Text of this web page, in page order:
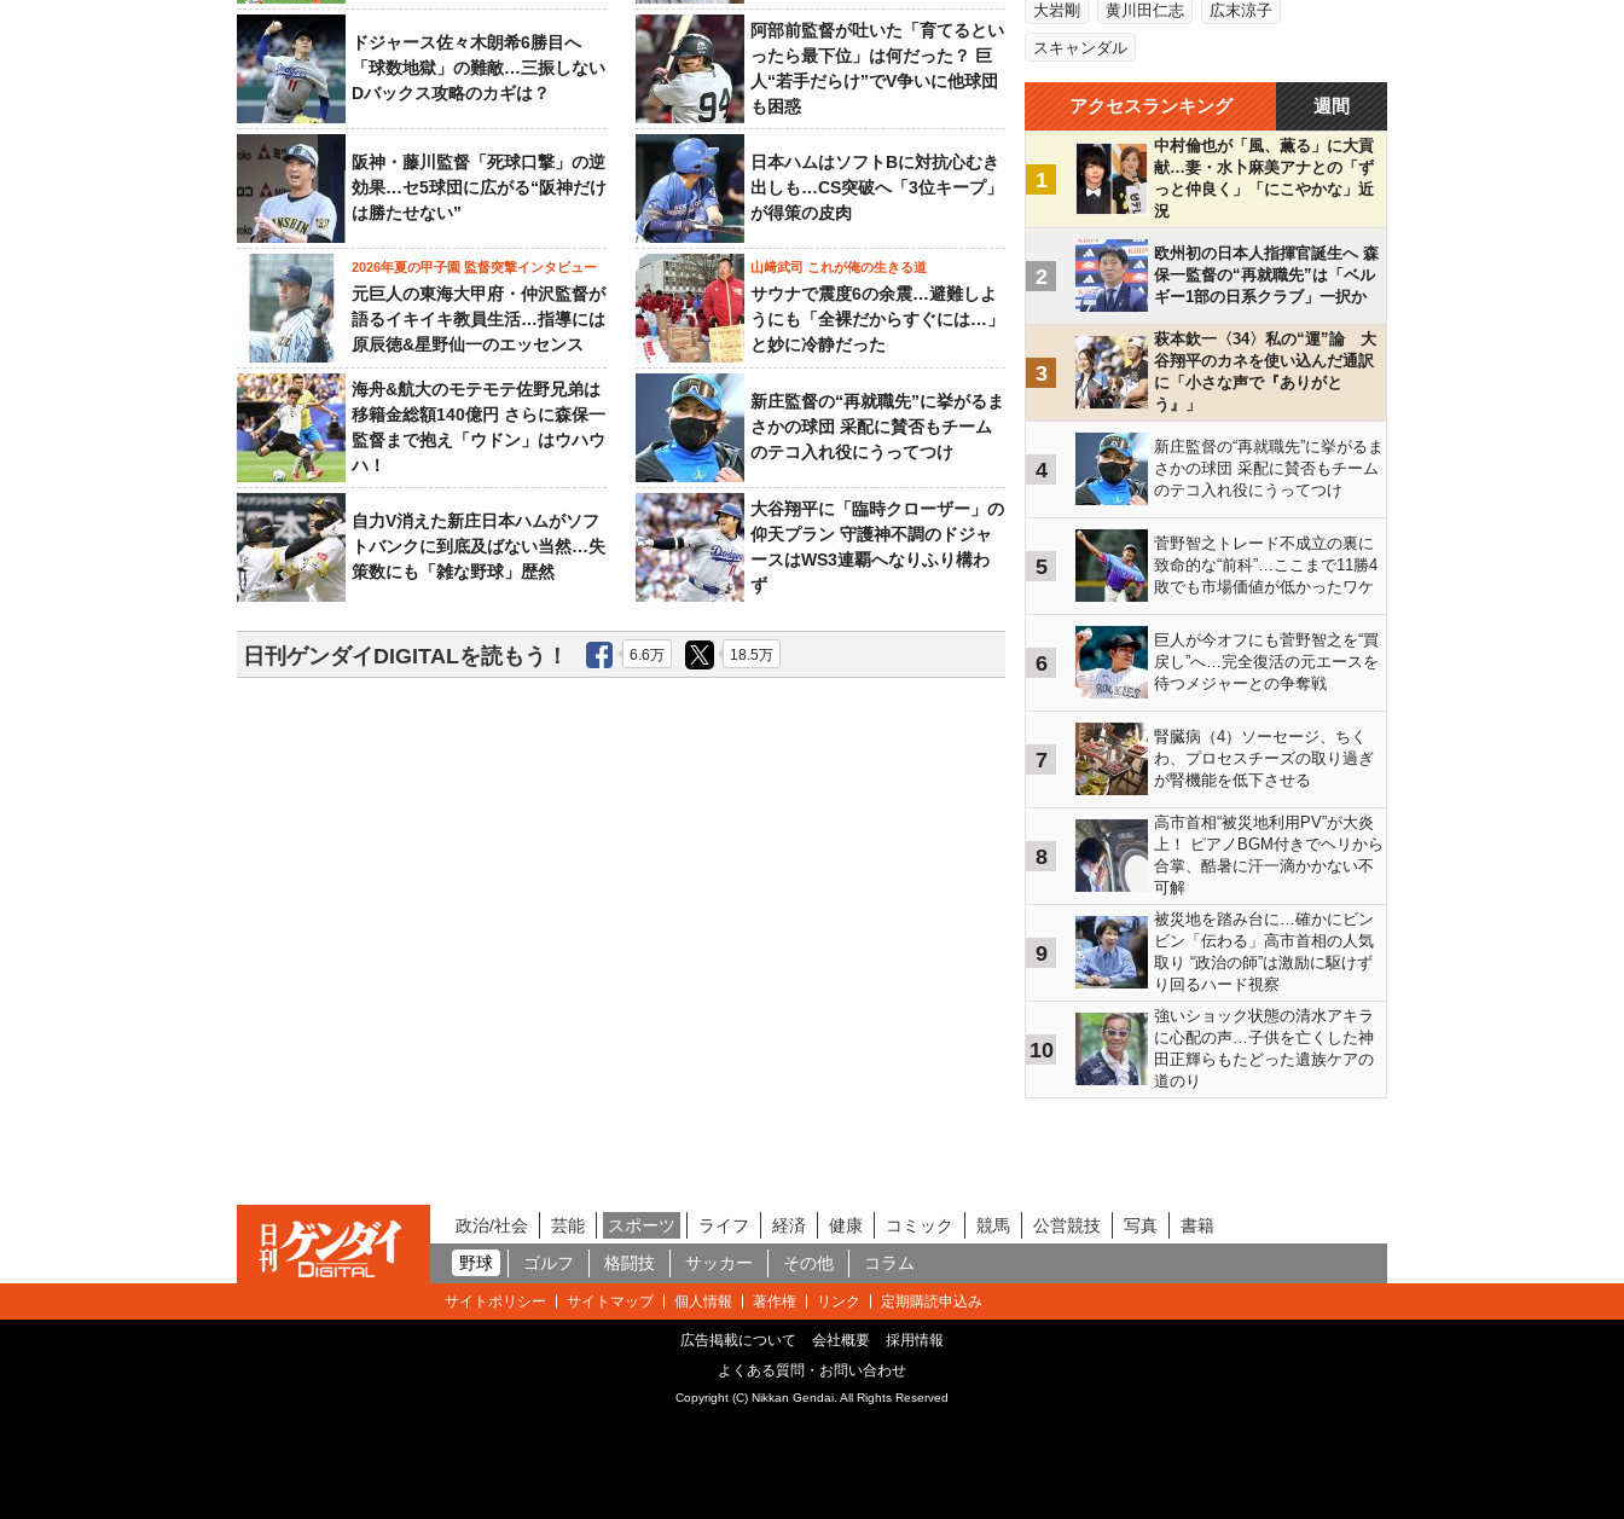
ドジャース佐々木朗希6勝目へ
「球数地獄」の難敵…三振しない
Dバックス攻略のカギは？
阿部前監督が吐いた「育てるとい
ったら最下位」は何だった？ 巨
人“若手だらけ”でV争いに他球団
も困惑
阪神・藤川監督「死球口撃」の逆
効果…セ5球団に広がる“阪神だけ
は勝たせない”
日本ハムはソフトBに対抗心むき
出しも…CS突破へ「3位キープ」
が得策の皮肉
2026年夏の甲子園 監督突撃インタビュー
元巨人の東海大甲府・仲沢監督が
語るイキイキ教員生活…指導には
原辰徳&星野仙一のエッセンス
山﨑武司 これが俺の生きる道
サウナで震度6の余震…避難しよ
うにも「全裸だからすぐには…」
と妙に冷静だった
海舟&航大のモテモテ佐野兄弟は
移籍金総額140億円 さらに森保一
監督まで抱え「ウドン」はウハウ
ハ！
新庄監督の“再就職先”に挙がるま
さかの球団 采配に賛否もチーム
のテコ入れ役にうってつけ
自力V消えた新庄日本ハムがソフ
トバンクに到底及ばない当然…失
策数にも「雑な野球」歴然
大谷翔平に「臨時クローザー」の
仰天プラン 守護神不調のドジャ
ースはWS3連覇へなりふり構わ
ず
日刊ゲンダイDIGITALを読もう！ 6.6万 18.5万
大岩剛 黄川田仁志 広末涼子
スキャンダル
アクセスランキング 週間
1
中村倫也が「風、薫る」に大貢
献…妻・水卜麻美アナとの「ず
っと仲良く」「にこやかな」近
況
2
欧州初の日本人指揮官誕生へ 森
保一監督の“再就職先”は「ベル
ギー1部の日系クラブ」一択か
3
萩本欽一〈34〉私の“運”論 大
谷翔平のカネを使い込んだ通訳
に「小さな声で『ありがと
う』」
4
新庄監督の“再就職先”に挙がるま
さかの球団 采配に賛否もチーム
のテコ入れ役にうってつけ
5
菅野智之トレード不成立の裏に
致命的な“前科”…ここまで11勝4
敗でも市場価値が低かったワケ
6
巨人が今オフにも菅野智之を“買
戻し”へ…完全復活の元エースを
待つメジャーとの争奪戦
7
腎臓病（4）ソーセージ、ちく
わ、プロセスチーズの取り過ぎ
が腎機能を低下させる
8
高市首相“被災地利用PV”が大炎
上！ ピアノBGM付きでヘリから
合掌、酷暑に汗一滴かかない不
可解
9
被災地を踏み台に…確かにビン
ビン「伝わる」高市首相の人気
取り “政治の師”は激励に駆けず
り回るハード視察
10
強いショック状態の清水アキラ
に心配の声…子供を亡くした神
田正輝らもたどった遺族ケアの
道のり
政治/社会 芸能 スポーツ ライフ 経済 健康 コミック 競馬 公営競技 写真
書籍
野球
ゴルフ 格闘技 サッカー その他 コラム
サイトポリシー サイトマップ 個人情報 著作権 リンク 定期購読申込み
広告掲載について 会社概要
採用情報
よくある質問・お問い合わせ
Copyright (C) Nikkan Gendai. All Rights Reserved